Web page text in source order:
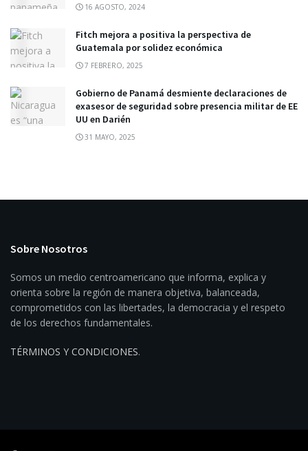
16 AGOSTO, 2024
Fitch mejora a positiva la perspectiva de
Guatemala por solidez económica
7 FEBRERO, 2025
Gobierno de Panamá desmiente declaraciones de
exasesor de seguridad sobre presencia militar de EE
UU en Darién
31 MAYO, 2025
Sobre Nosotros
Somos un medio centroamericano que informa, explica y
orienta sobre la región de manera objetiva, balanceada,
comprometidos con las libertades, la democracia y el respeto
de los derechos fundamentales.
TÉRMINOS Y CONDICIONES.